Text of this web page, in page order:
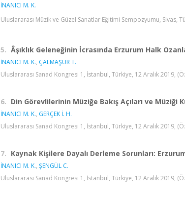
İNANICI M. K.
Uluslararası Müzik ve Güzel Sanatlar Eğitimi Sempozyumu, Sivas,
5. Âşıklık Geleneğinin İcrasında Erzurum Halk
İNANICI M. K., ÇALMAŞUR T.
Uluslararası Sanad Kongresi 1, İstanbul, Türkiye, 12 Aralık 2019,
6. Din Görevlilerinin Müziğe Bakış Açıları ve Müziği
İNANICI M. K., GERÇEK İ. H.
Uluslararası Sanad Kongresi 1, İstanbul, Türkiye, 12 Aralık 2019,
7. Kaynak Kişilere Dayalı Derleme Sorunları:
İNANICI M. K., ŞENGÜL C.
Uluslararası Sanad Kongresi 1, İstanbul, Türkiye, 12 Aralık 2019,